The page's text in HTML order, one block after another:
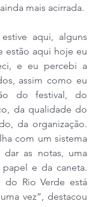
mais acirrada.
aqui, alguns
estão aqui hoje eu
e eu percebi a
assim como eu
do festival, do
da qualidade do
da organização.
com um sistema
dar as notas, uma
e da caneta.
do Rio Verde está
vez”, destacou